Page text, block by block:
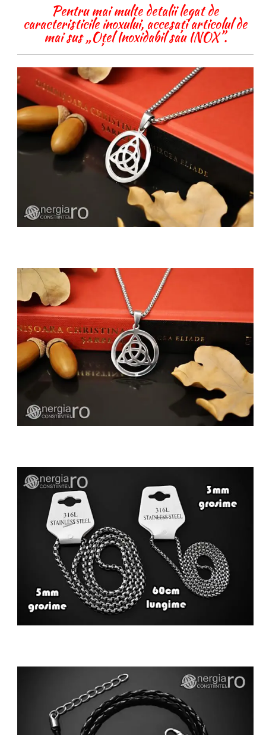
Pentru mai multe detalii legat de
caracteristicile inoxului, accesați articolul de
mai sus „Oțel Inoxidabil sau INOX”.